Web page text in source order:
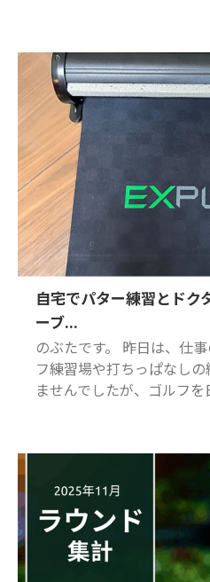
自宅でパター練習とドク
ーブ...
のぶたです。 昨日は、仕
フ練習場や打ちっぱなし
ませんでしたが、ゴルフを